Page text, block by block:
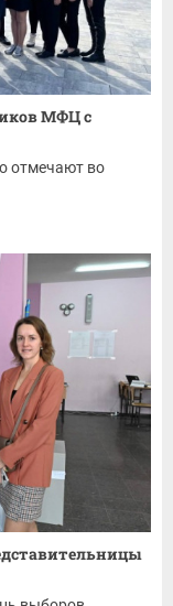
МФЦ с
отмечают во